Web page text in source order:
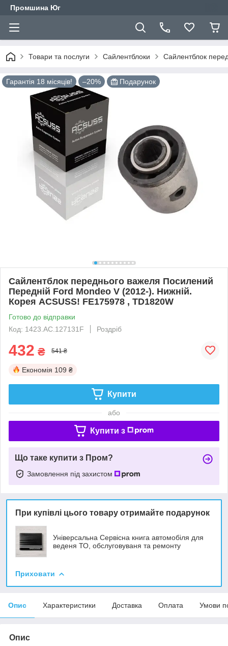
Промшина Юг
Товари та послуги Сайлентблоки Сайлентблок
Гарантія 18 місяців! –20% Подарунок
Сайлентблок переднього важеля Посилений
Передній Ford Mondeo V (2012-). Нижній.
Корея ACSUSS! FE175978 , TD1820W
Готово до відправки
Код: 1423.AC.127131F
Роздріб
432 ₴ 541 ₴
Економія 109 ₴
Купити
або
Купити з
Що таке купити з Пром?
Замовлення під захистом
При купівлі цього товару отримайте подарунок
Універсальна Сервісна книга автомобіля для
веденя ТО, обслуговуваня та ремонту
Приховати
Опис Характеристики Доставка Оплата Умови
Опис